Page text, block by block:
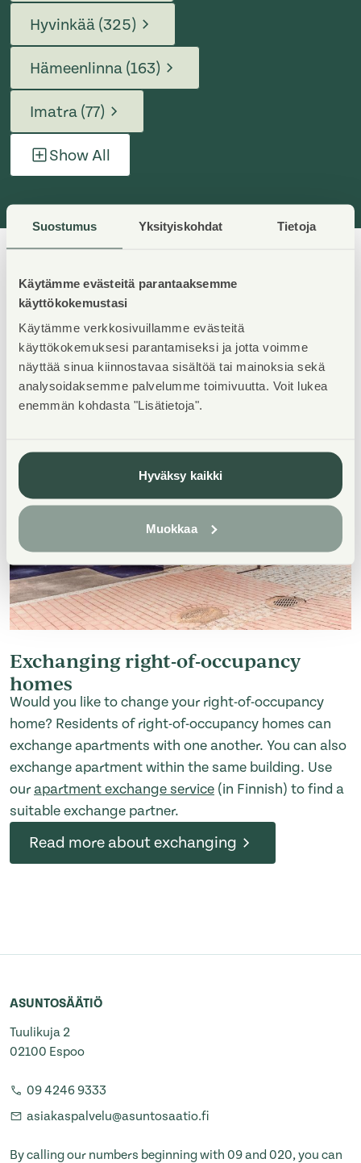
Suostumus Yksityiskohdat Tietoja
Käytämme evästeitä parantaaksemme
käyttökokemustasi
Käytämme verkkosivuillamme evästeitä
käyttökokemuksesi parantamiseksi ja jotta voimme
näyttää sinua kiinnostavaa sisältöä tai mainoksia sekä
analysoidaksemme palvelumme toimivuutta. Voit lukea
enemmän kohdasta "Lisätietoja".
Hyväksy kaikki
Muokkaa
Hyvinkää (325)
Hämeenlinna (163)
Imatra (77)
Show All
Exchanging right-of-occupancy
homes
Would you like to change your right-of-occupancy
home? Residents of right-of-occupancy homes can
exchange apartments with one another. You can also
exchange apartment within the same building. Use
ourapartment exchange service (in Finnish) to find a
suitable exchange partner.
Read more about exchanging
ASUNTOSÄÄTIÖ
Tuulikuja 2
02100 Espoo
09 4246 9333
asiakaspalvelu@asuntosaatio.fi
By calling our numbers beginning with 09 and 020, you can